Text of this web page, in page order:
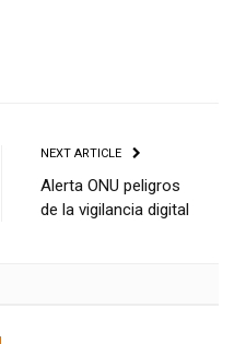
NEXT ARTICLE
Alerta ONU peligros
de la vigilancia digital